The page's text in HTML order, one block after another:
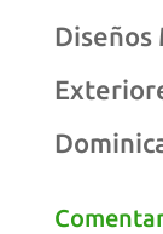
Diseños